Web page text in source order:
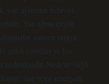
yan ağrısının tedavisi
Yan ağrısı çeşitli
sonucu ortaya
enfeksiyonları ve kas
nedenleridir. Nedene bağlı
ilaç veya ameliyatı